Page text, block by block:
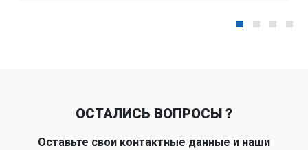
ОСТАЛИСЬ ВОПРОСЫ ?
Оставьте свои контактные данные и наши